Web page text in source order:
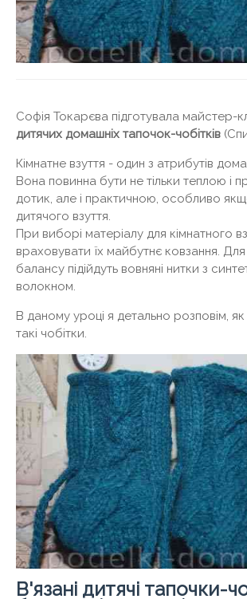
Софія Токарєва підготувала майстер-
дитячих домашніх тапочок-чобітків
Кімнатне взуття - один з атрибутів
Вона повинна бути не тільки теплою і
дотик, але і практичною, особливо
дитячого взуття.
При виборі матеріалу для кімнатного
враховувати їх майбутнє ковзання. Для
балансу підійдуть вовняні нитки з
волокном.
В даному уроці я детально розповім,
такі чобітки.
В'язані дитячі тапочки-